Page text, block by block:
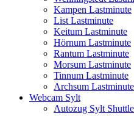
Kampen Lastminute
List Lastminute
Keitum Lastminute
Hörnum Lastminute
Rantum Lastminute
Morsum Lastminute
Tinnum Lastminute
Archsum Lastminute
Webcam Sylt
Autozug Sylt Shuttle